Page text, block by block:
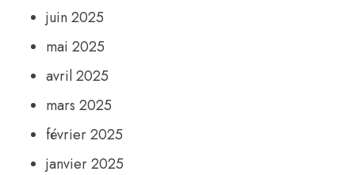
juin 2025
mai 2025
avril 2025
mars 2025
février 2025
janvier 2025